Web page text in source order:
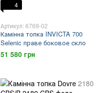
4
Артикул: 6769-02
Камінна топка INVICTA 700
Selenic праве боковое скло
51 580 грн